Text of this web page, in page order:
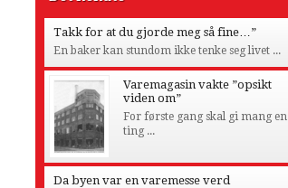
Takk for at du gjorde meg så fine…”
En baker kan stundom ikke tenke seg livet ...
Varemagasin vakte ”opsikt
viden om”
For første gang skal gi mang en
ting ...
Da byen var en varemesse verd